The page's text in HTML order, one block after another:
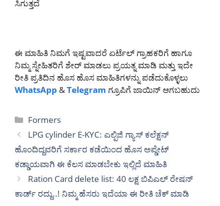
ಸಿಗುತ್ತದೆ
ಈ ಮಾಹಿತಿ ನಿಮಗೆ ಇಷ್ಟವಾದರೆ ಏರ್ಟೆಲ್ ಗ್ರಾಹಕರಿಗೆ ಹಾಗೂ
ನಿಮ್ಮ ಸ್ನೇಹಿತರಿಗೆ ಶೇರ್ ಮಾಡಲು ಪ್ರಯತ್ನ ಮಾಡಿ ಮತ್ತು ಇದೇ
ರೀತಿ ಪ್ರತಿದಿನ ಹೊಸ ಹೊಸ ಮಾಹಿತಿಗಳನ್ನು ಪಡೆದುಕೊಳ್ಳಲು
WhatsApp &Telegram ಗ್ರೂಪಿಗೆ ಜಾಯಿನ್ ಆಗಬಹುದು
Categories
Formers
LPG cylinder E-KYC: ಎಲ್ಪಿಜಿ ಗ್ಯಾಸ್ ಕಲೆಕ್ಷನ್
ಹೊಂದಿದ್ದವರಿಗೆ ಸರ್ಕಾರ ಕಡೆಯಿಂದ ಹೊಸ ಅಪ್ಡೇಟ್
ಕಡ್ಡಾಯವಾಗಿ ಈ ಕೆಲಸ ಮಾಡಬೇಕು ಇಲ್ಲಿದೆ ಮಾಹಿತಿ
Ration Card delete list: 40 ಲಕ್ಷ ಬಿಪಿಎಲ್ ರೇಷನ್
ಕಾರ್ಡ್ ರದ್ದು..! ನಿಮ್ಮ ಹೆಸರು ಇದೆಯಾ ಈ ರೀತಿ ಚೆಕ್ ಮಾಡಿ